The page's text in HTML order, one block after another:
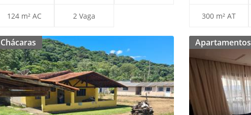
124 m² AC 2 Vaga 300 m² AT
Chácaras Apartamentos